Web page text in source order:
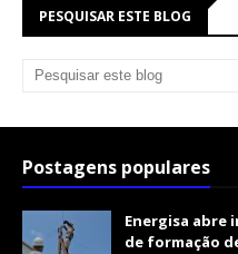
PESQUISAR ESTE BLOG
Postagens populares
Energisa abre
de formação